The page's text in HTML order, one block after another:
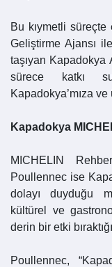
Bu kıymetli süreçte
Geliştirme Ajansı
taşıyan Kapadokya
sürece katkı
Kapadokya’mıza ve
Kapadokya
MICHELIN
Poullennec ise
dolayı duyduğu
kültürel ve
derin bir etki
Poullennec,